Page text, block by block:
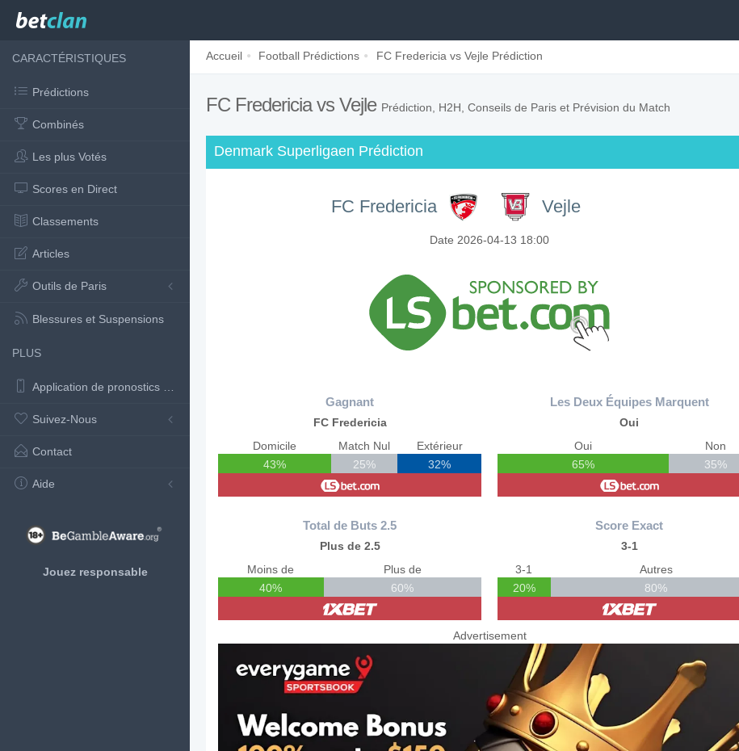
CARACTÉRISTIQUES
Prédictions
Combinés
Les plus Votés
Scores en Direct
Classements
Articles
Outils de Paris
Blessures et Suspensions
PLUS
Application de pronostics de football
Suivez-Nous
Contact
Aide
Jouez responsable
Accueil Football Prédictions FC Fredericia vs Vejle Prédiction
FC Fredericia vs Vejle Prédiction, H2H, Conseils de Paris et Prévision du Match
Denmark Superligaen Prédiction
FC Fredericia Vejle
Date 2026-04-13 18:00
Gagnant
FC Fredericia
Domicile
43%
Match Nul
25%
Extérieur
32%
Total de Buts 2.5
Plus de 2.5
Moins de
40%
Plus de
60%
Les Deux Équipes Marquent
Oui
Oui
65%
Non
35%
Score Exact
3-1
3-1
20%
Autres
80%
Advertisement